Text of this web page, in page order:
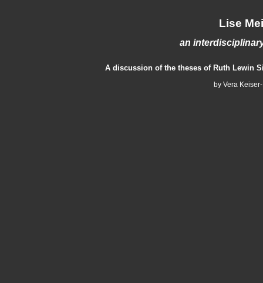
Lise
an
A discussion of the theses of Ruth Lewin
by Vera